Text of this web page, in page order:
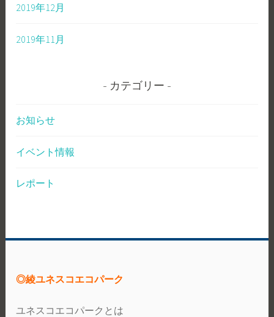
2019年12月
2019年11月
カテゴリー
お知らせ
イベント情報
レポート
◎綾ユネスコエコパーク
ユネスコエコパークとは